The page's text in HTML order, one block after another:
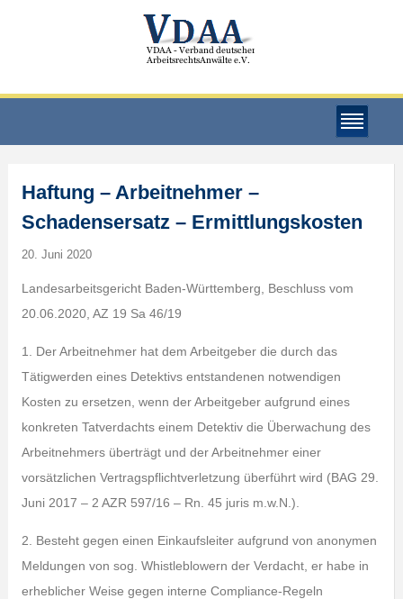
Haftung – Arbeitnehmer –
Schadensersatz – Ermittlungskosten
20. Juni 2020
Landesarbeitsgericht Baden-Württemberg, Beschluss vom
20.06.2020, AZ 19 Sa 46/19
1. Der Arbeitnehmer hat dem Arbeitgeber die durch das
Tätigwerden eines Detektivs entstandenen notwendigen
Kosten zu ersetzen, wenn der Arbeitgeber aufgrund eines
konkreten Tatverdachts einem Detektiv die Überwachung des
Arbeitnehmers überträgt und der Arbeitnehmer einer
vorsätzlichen Vertragspflichtverletzung überführt wird (BAG 29.
Juni 2017 – 2 AZR 597/16 – Rn. 45 juris m.w.N.).
2. Besteht gegen einen Einkaufsleiter aufgrund von anonymen
Meldungen von sog. Whistleblowern der Verdacht, er habe in
erheblicher Weise gegen interne Compliance-Regeln